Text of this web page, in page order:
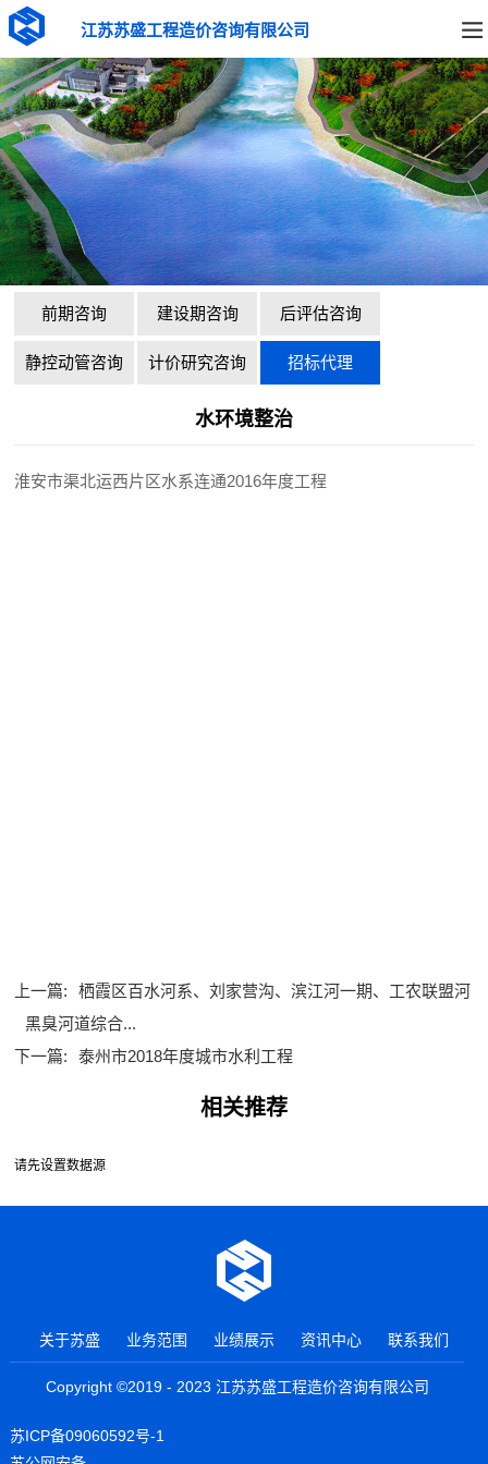
江苏苏盛工程造价咨询有限公司
前期咨询 建设期咨询 后评估咨询
静控动管咨询 计价研究咨询 招标代理
水环境整治
淮安市渠北运西片区水系连通2016年度工程
上一篇:
栖霞区百水河系、刘家营沟、滨江河一期、工农联盟河
黑臭河道综合...
下一篇:
泰州市2018年度城市水利工程
相关推荐
请先设置数据源
关于苏盛 业务范围 业绩展示 资讯中心 联系我们
Copyright ©2019 - 2023 江苏苏盛工程造价咨询有限公司
苏ICP备09060592号-1